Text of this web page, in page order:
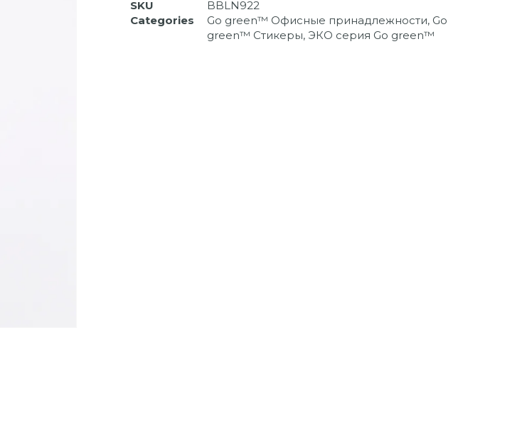
SKU
BBLN922
Categories
Go green™ Офисные принадлежности, Go
green™ Стикеры, ЭКО серия Go green™